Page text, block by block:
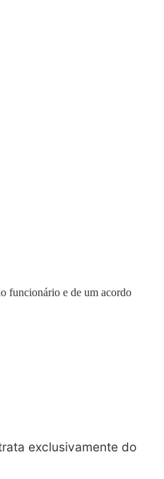
funcionário e de um acordo
exclusivamente do